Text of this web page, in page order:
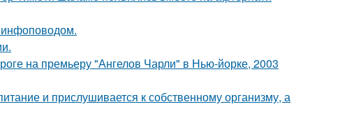
инфоповодом.
на премьеру "Ангелов Чарли" в Нью-йорке, 2003
и прислушивается к собственному организму, а